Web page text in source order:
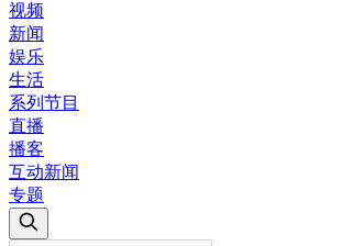
视频
新闻
娱乐
生活
系列节目
直播
播客
互动新闻
专题